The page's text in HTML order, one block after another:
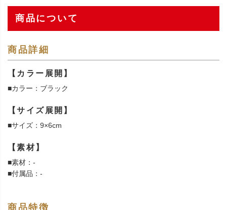
商品について
商品詳細
【カラー展開】
■カラー：ブラック
【サイズ展開】
■サイズ：9×6cm
【素材】
■素材：-
■付属品：-
商品特徴